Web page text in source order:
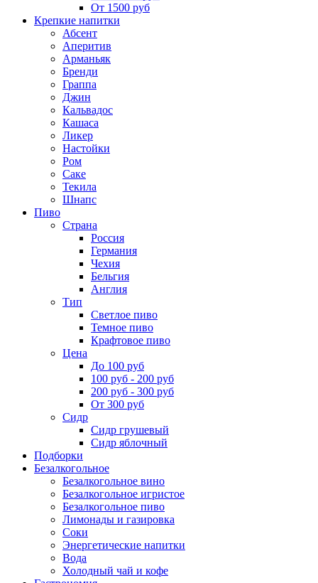
От 1500 руб
Крепкие напитки
Абсент
Аперитив
Арманьяк
Бренди
Граппа
Джин
Кальвадос
Кашаса
Ликер
Настойки
Ром
Саке
Текила
Шнапс
Пиво
Страна
Россия
Германия
Чехия
Бельгия
Англия
Тип
Светлое пиво
Темное пиво
Крафтовое пиво
Цена
До 100 руб
100 руб - 200 руб
200 руб - 300 руб
От 300 руб
Сидр
Сидр грушевый
Сидр яблочный
Подборки
Безалкогольное
Безалкогольное вино
Безалкогольное игристое
Безалкогольное пиво
Лимонады и газировка
Соки
Энергетические напитки
Вода
Холодный чай и кофе